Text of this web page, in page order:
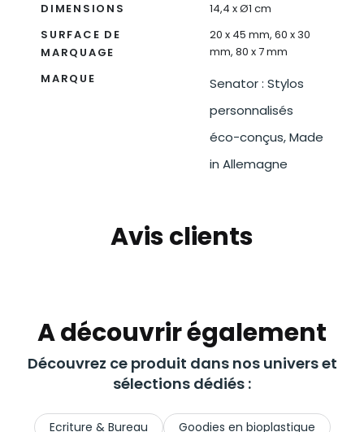
DIMENSIONS
14,4 x Ø1 cm
SURFACE DE
MARQUAGE
20 x 45 mm, 60 x 30
mm, 80 x 7 mm
MARQUE
Senator : Stylos
personnalisés
éco-conçus, Made
in Allemagne
Avis clients
A découvrir également
Découvrez ce produit dans nos univers et
sélections dédiés :
Ecriture & Bureau
Goodies en bioplastique